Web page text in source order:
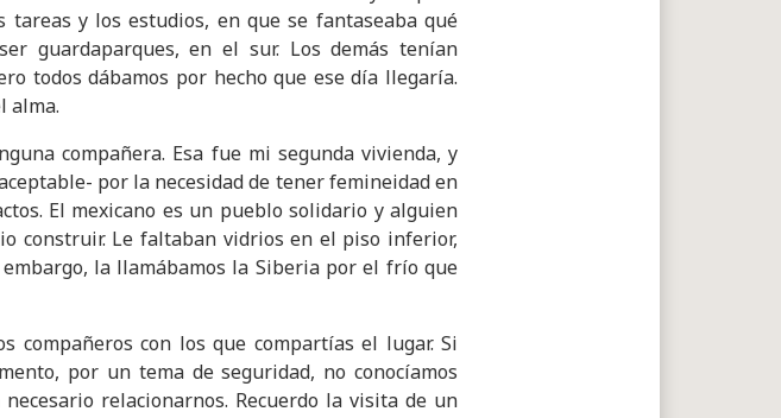
y los estudios, en que se fantaseaba qué
guardaparques, en el sur. Los demás tenían
todos dábamos por hecho que ese día llegaría.
alma.
compañera. Esa fue mi segunda vivienda, y
por la necesidad de tener femineidad en
El mexicano es un pueblo solidario y alguien
construir. Le faltaban vidrios en el piso inferior,
la llamábamos la Siberia por el frío que
compañeros con los que compartías el lugar. Si
por un tema de seguridad, no conocíamos
relacionarnos. Recuerdo la visita de un